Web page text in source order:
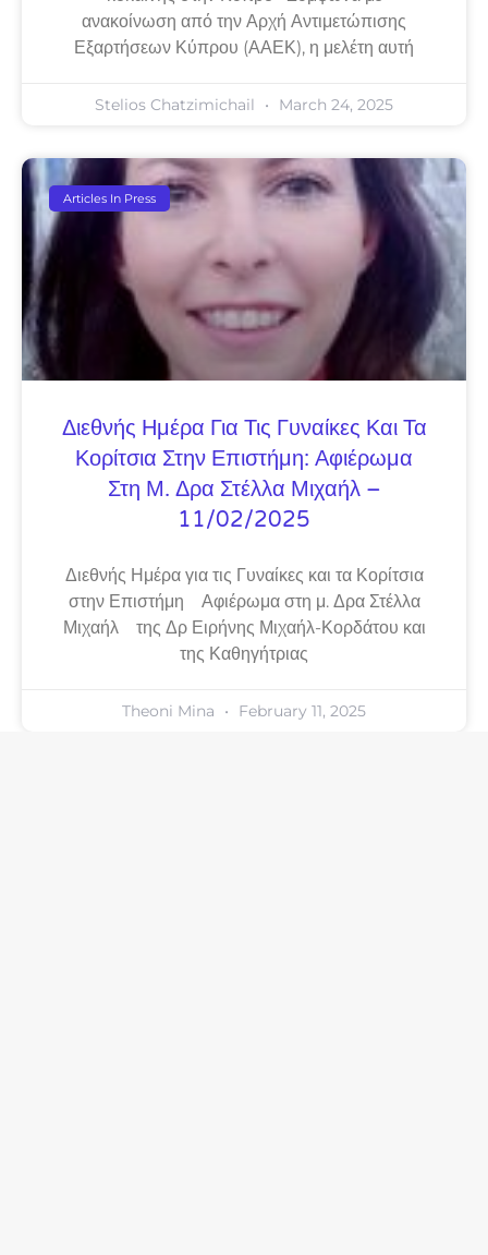
ανακοίνωση από την Αρχή Αντιμετώπισης
Εξαρτήσεων Κύπρου (ΑΑΕΚ), η μελέτη αυτή
Stelios Chatzimichail March 24, 2025
Articles In Press
Διεθνής Ημέρα Για Τις Γυναίκες Και Τα
Κορίτσια Στην Επιστήμη: Αφιέρωμα
Στη Μ. Δρα Στέλλα Μιχαήλ –
11/02/2025
Διεθνής Ημέρα για τις Γυναίκες και τα Κορίτσια
στην Επιστήμη Αφιέρωμα στη μ. Δρα Στέλλα
Μιχαήλ της Δρ Ειρήνης Μιχαήλ-Κορδάτου και
της Καθηγήτριας
Theoni Mina February 11, 2025